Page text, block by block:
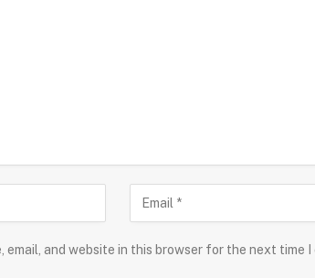
email, and website in this browser for the next time I